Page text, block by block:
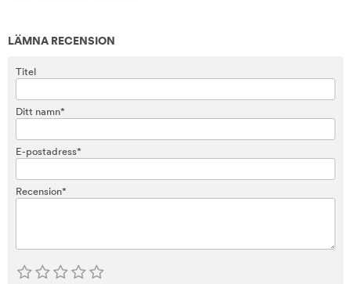
LÄMNA RECENSION
Titel
Ditt namn*
E-postadress*
Recension*